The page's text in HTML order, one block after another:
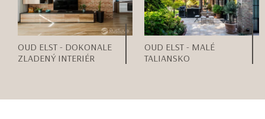
OUD ELST - DOKONALE
ZLADENÝ INTERIÉR
OUD ELST - MALÉ
TALIANSKO
of
Meno*